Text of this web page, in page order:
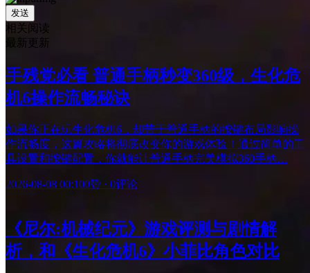
发送
相关阅读
最新更新
手残党必看 普通手柄秒变360级，生化危
机6操作流畅秘诀
如果你正在玩生化危机6，却苦于普通手柄的按键布局影响操
作流畅度，这篇攻略将彻底改变你的游戏体验！通过简单的工
具设置和按键配置，你就能让普通手柄完美模拟360手柄…
2026-08-08 00:100赞 · 0评论
《尼尔:机械纪元》游戏评测与剧情解
析，和《生化危机6》小菲比角色对比